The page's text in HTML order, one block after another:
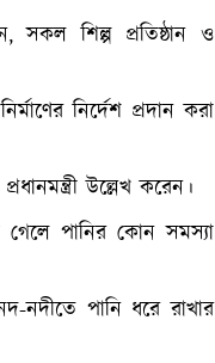
সকল শিল্প প্রতিষ্ঠান ও
নির্দেশ প্রদান করা
উল্লেখ করেন।
গেলে পানির কোন সমস্যা
নদীতে পানি ধরে রাখার